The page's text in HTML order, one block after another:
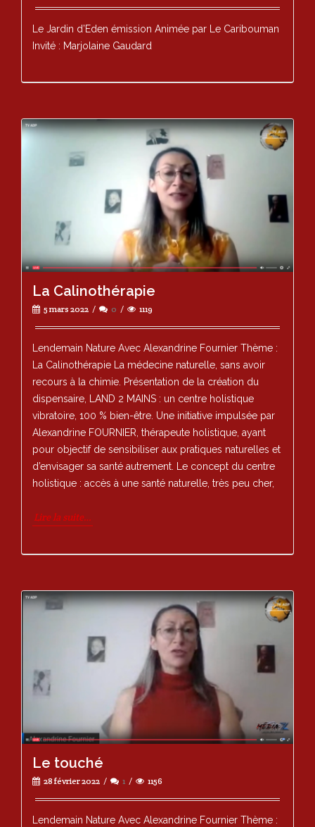
Le Jardin d’Eden émission Animée par Le Caribouman
Invité : Marjolaine Gaudard
La Calinothérapie
5 mars 2022 0 1119
Lendemain Nature Avec Alexandrine Fournier Thème :
La Calinothérapie La médecine naturelle, sans avoir
recours à la chimie. Présentation de la création du
dispensaire, LAND 2 MAINS : un centre holistique
vibratoire, 100 % bien-être. Une initiative impulsée par
Alexandrine FOURNIER, thérapeute holistique, ayant
pour objectif de sensibiliser aux pratiques naturelles et
d’envisager sa santé autrement. Le concept du centre
holistique : accès à une santé naturelle, très peu cher,
Lire la suite…
Le touché
28 février 2022 1 1156
Lendemain Nature Avec Alexandrine Fournier Thème :